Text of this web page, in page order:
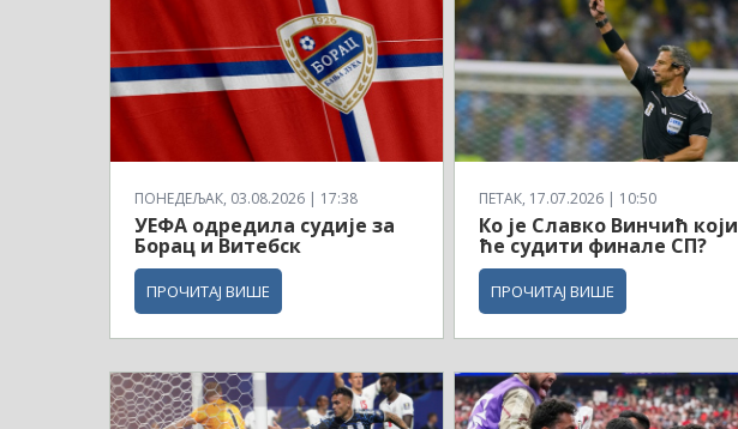
ПОНЕДЕЉАК, 03.08.2026 | 17:38
УЕФА одредила судије за
Борац и Витебск
ПРОЧИТАЈ ВИШЕ
ПЕТАК, 17.07.2026 | 10:50
Ко је Славко Винчић који
ће судити финале СП?
ПРОЧИТАЈ ВИШЕ